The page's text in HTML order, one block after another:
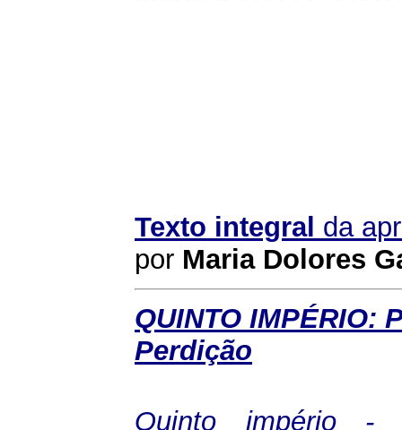
Texto integral da
por Maria Dolores
QUINTO IMPÉRIO:
Perdição
Quinto império -